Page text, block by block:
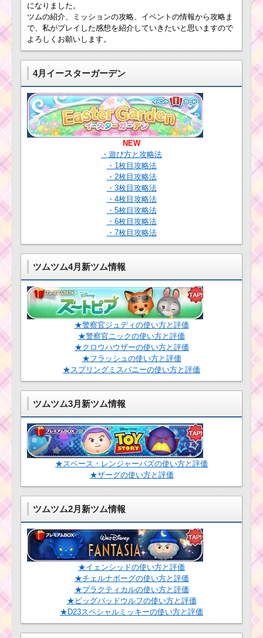
になりました。
ツムの紹介、ミッションの攻略、イベントの情報から攻略ま
で、私がプレイした感想を紹介していきたいと思いますので
よろしくお願いします。
4月イースターガーデン
NEW
・遊び方と攻略法
・1枚目攻略法
・2枚目攻略法
・3枚目攻略法
・4枚目攻略法
・5枚目攻略法
・6枚目攻略法
・7枚目攻略法
ツムツム4月新ツム情報
★警察官ジュディの使い方と評価
★警察官ニックの使い方と評価
★クロウハウザーの使い方と評価
★フラッシュの使い方と評価
★スプリングミスバニーの使い方と評価
ツムツム3月新ツム情報
★スペース・レンジャーバズの使い方と評価
★ザーグの使い方と評価
ツムツム2月新ツム情報
★イェンシッドの使い方と評価
★チェルナボーグの使い方と評価
★プラクティカルの使い方と評価
★ビッグバッドウルフの使い方と評価
★D23スペシャルミッキーの使い方と評価